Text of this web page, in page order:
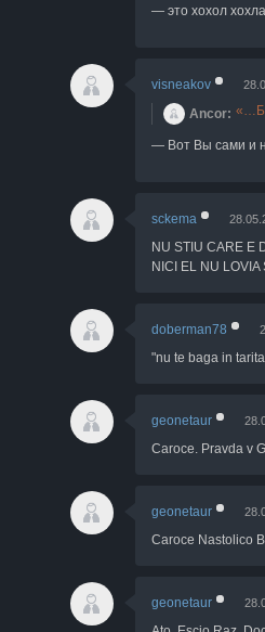
это хохол
visneakov
Ancor
Вот Вы сами
sckema
NU STIU CARE E
NICI EL NU LOVIA
doberman78
"nu te baga in
geonetaur
Caroce. Pravda v
geonetaur
Caroce Nastolico
geonetaur